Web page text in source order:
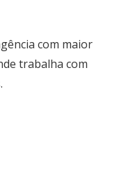
com maior
trabalha com